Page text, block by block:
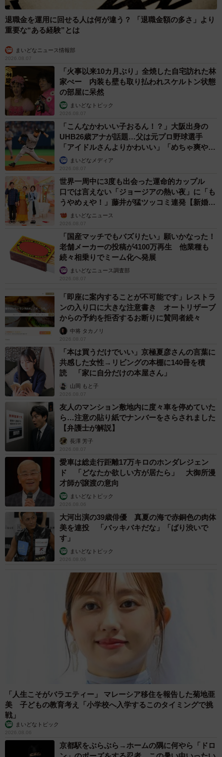
退職金を運用に回せる人は何が違う？ 「退職金額の多さ」より
重要な“ある経験”とは
まいどなニュース情報部
2026.08.07
「火事以来10カ月ぶり」全焼した自宅訪れた林
家ぺー 内装も壁も取り払われスケルトン状態
の部屋に呆然
まいどなトピック
2026.08.07
「こんなかわいい子おるん！？」大阪出身の
UHB26歳アナが話題…父は元プロ野球選手
「アイドルさんよりかわいい」「めちゃ爽や
か」まいどなメディア
2026.08.07
世界一周中に3度も出会った運命的カップル
口では言えない「ジョージアの熱い夜」に「も
うやめぇや！」藤井が猛ツッコミ連発【新婚さ
ん】まいどなニュース
2026.08.07
「国産マッチでもバズりたい」願いかなった！
老舗メーカーの投稿が4100万再生 他業種も
続々相乗りでミーム化へ発展
まいどなニュース調査部
2026.08.07
「即座に案内することが不可能です」レストラ
ンの入り口に大きな注意書き オートリザーブ
からの予約を拒否するお断りに賛同者続々
中将 タカノリ
2026.08.07
「本は買うだけでいい」京極夏彦さんの言葉に
共感した女性→リビングの本棚に140冊を積
読 「家に自分だけの本屋さん」
山岡 もと子
2026.08.07
友人のマンション敷地内に度々車を停めていた
ら…注意の貼り紙でナンバーをさらされました
【弁護士が解説】
長澤 芳子
2026.08.07
愛車は総走行距離17万キロのホンダレジェン
ド 「どなたか欲しい方が居たら」 大御所漫
才師が譲渡の意向
まいどなトピック
2026.08.06
大河出演の39歳俳優 真夏の海で赤銅色の肉体
美を連投 「バッキバキだな」「ばり渋いで
す」
まいどなトピック
2026.08.06
「人生こそがバラエティー」 マレーシア移住を報告した菊地亜
美 子どもの教育考え「小学校へ入学するこのタイミングで挑
戦」
まいどなトピック
2026.08.06
京都駅をぶらぶら→ホームの隅に何やら「ドロ